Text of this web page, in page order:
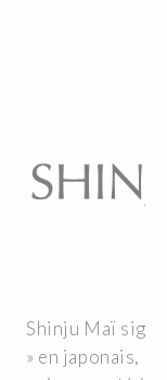
Shinju Maï
» en japonais,